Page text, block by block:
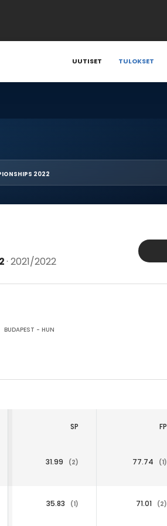
UUTISET TULOKSET
2022
· 2021/2022
BUDAPEST - HUN
SP FP
31.99 (2) 77.74 (1)
35.83 (1) 71.01 (2)